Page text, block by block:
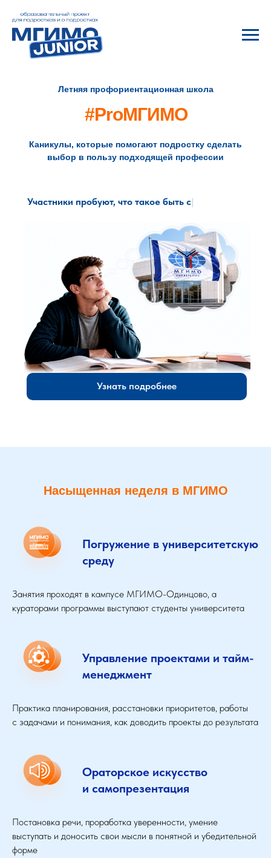
#ProМГИМО
Участники пробуют, что так|
Каникулы, которые помогают подростку сделать
выбор в пользу подходящей профессии
Летняя профориентационная школа
Узнать подробнее
Насыщенная неделя в МГИМО
Погружение в университетскую
среду
Занятия проходят в кампусе МГИМО-Одинцово, а
кураторами программы выступают студенты университета
Управление проектами и тайм-
менеджмент
Практика планирования, расстановки приоритетов, работы
с задачами и понимания, как доводить проекты до результата
Ораторское искусство
и самопрезентация
Постановка речи, проработка уверенности, умение
выступать и доносить свои мысли в понятной и убедительной
форме